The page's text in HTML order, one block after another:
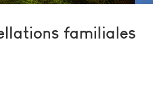
familiales